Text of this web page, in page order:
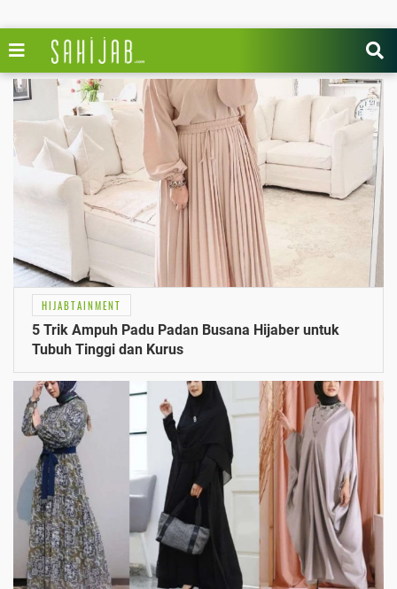
HIJABTAINMENT
5 Trik Ampuh Padu Padan Busana Hijaber untuk
Tubuh Tinggi dan Kurus